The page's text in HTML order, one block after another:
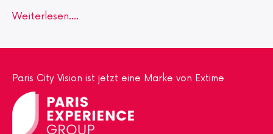
Weiterlesen....
Paris City Vision ist jetzt eine Marke von Extime